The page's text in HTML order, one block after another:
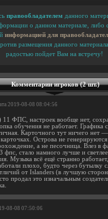
правообладателем данного
о данном материале, либо
информацией для
размещения данного
радостью пойдет Вам на встречу!
Комментарии игроков (2 шт.)
2019-08-08 08:04:56
11 ФПС, настроек вообще нет,
обучения не работает. Графика
Карточного тут ничего нет
Острова не
а не песочница. Влез в
фпс, стало намного лучше и
Музыка всё ещё странно
плохо, будто через бутылку
от Islanders (в лучшую
продал это изначальным
08-08 07:50:06